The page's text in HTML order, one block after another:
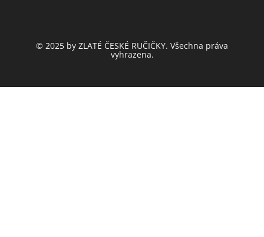
© 2025 by ZLATÉ ČESKÉ RUČIČKY. Všechna práva
vyhrazena.